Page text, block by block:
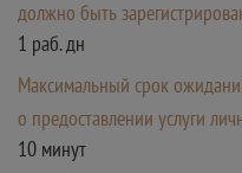
должно быть
1 раб. дн
Максимальный срок
о предоставлении услуги
10 минут